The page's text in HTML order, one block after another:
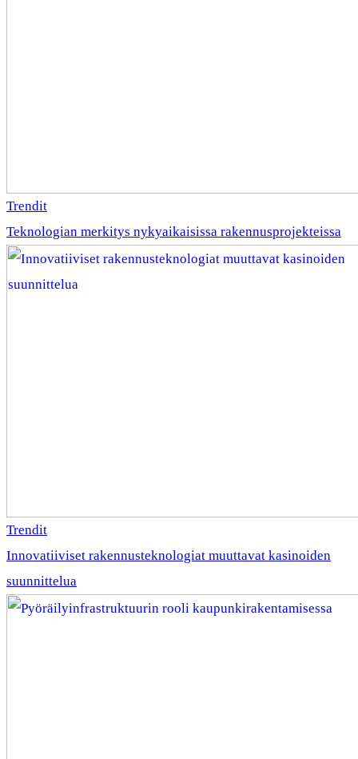
Trendit
Teknologian merkitys nykyaikaisissa rakennusprojekteissa
Trendit
Innovatiiviset rakennusteknologiat muuttavat kasinoiden
suunnittelua